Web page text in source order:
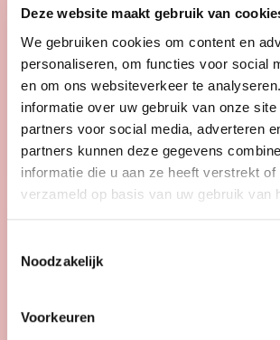
Deze website maakt gebruik van
We gebruiken cookies om content en
personaliseren, om functies voor social
en om ons websiteverkeer te
informatie over uw gebruik van onze site
partners voor social media, adverteren
partners kunnen deze gegevens
informatie die u aan ze heeft verstrekt of
verzameld op basis van uw gebruik van
Noodzakelijk
Voorkeuren
Ben jij toe aan een betekenisvolle baan
zoeken een nieuwe collega die ons
versterken in de zorg voor mensen
meervoudige beperking (EMB).
Bekijk
Stiens
Wil jij het verschil maken voor cliënten